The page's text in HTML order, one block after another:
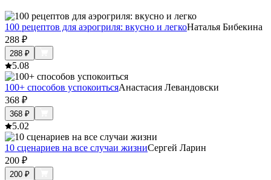
100 рецептов для аэрогриля: вкусно и легкоНаталья Бибекина
288 ₽
288 ₽
5.08
100+ способов успокоитьсяАнастасия Левандовски
368 ₽
368 ₽
5.02
10 сценариев на все случаи жизниСергей Ларин
200 ₽
200 ₽